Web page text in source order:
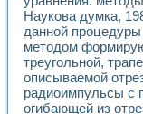
Контакты
Наукова думка,
данной
методом
треугольной,
описываемой
радиоимпульсы с
огибающей из